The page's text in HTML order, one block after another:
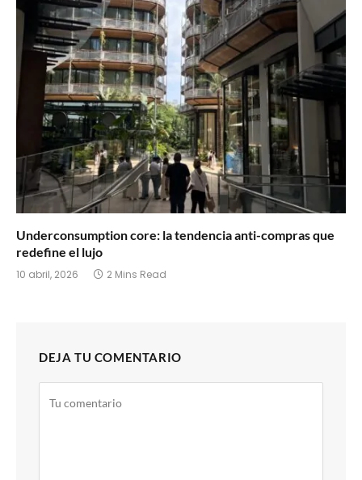
Underconsumption core: la tendencia anti-compras que
redefine el lujo
10 abril, 2026 2 Mins Read
DEJA TU COMENTARIO